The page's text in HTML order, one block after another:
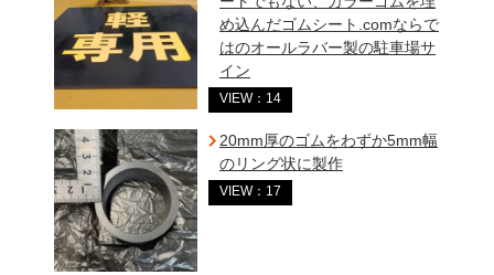
め込んだゴムシート.comならで
はのオールラバー製の駐車場サ
イン
VIEW：14
20mm厚のゴムをわずか5mm幅
のリング状に製作
VIEW：17